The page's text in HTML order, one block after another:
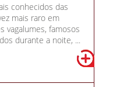
conhecidos das
mais raro em
vagalumes, famosos
durante a noite, ...